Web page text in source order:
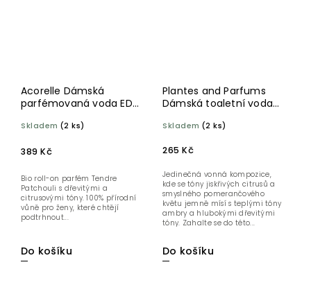
Acorelle Dámská
parfémovaná voda EDP
on 10 ml BIO
Skladem (2 ks)
389 Kč
Do košíku
Bio roll-on parfém Tendre
Patchouli s dřevitými a
citrusovými tóny. 100% přírodní
vůně pro ženy, které chtějí
podtrhnout...
Plantes and Parfums
Dámská toaletní voda
Skladem (2 ks)
265 Kč
Do košíku
Jedinečná vonná kompozice,
kde se tóny jiskřivých citrusů a
smyslného pomerančového
květu jemně mísí s teplými tóny
ambry a hlubokými dřevitými
tóny. Zahalte se do této...